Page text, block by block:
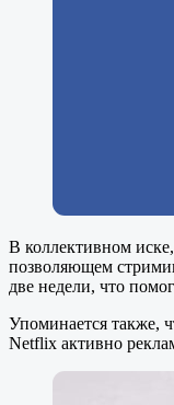
В коллективном
позволяющем
две недели, что
Упоминается также,
Netflix активно